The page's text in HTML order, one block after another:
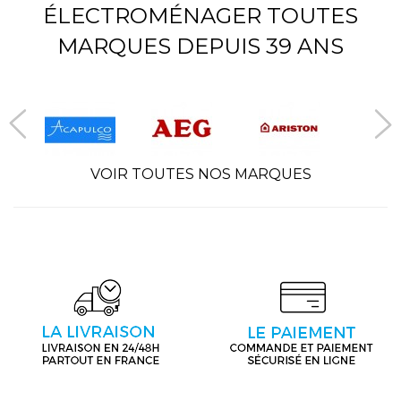
ÉLECTROMÉNAGER TOUTES
MARQUES DEPUIS 39 ANS
VOIR TOUTES NOS MARQUES